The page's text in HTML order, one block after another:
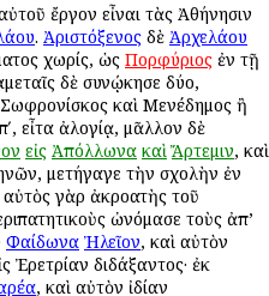
ἔργον εἶναι τὰς Ἀθήνησιν
. Ἀριστόξενος δὲ Ἀρχελάου
χωρίς, ὡς Πορφύριος ἐν τῇ
δὲ συνῴκησε δύο,
Σωφρονίσκος καὶ Μενέδημος ἢ
εἶτα ἀλογίᾳ, μᾶλλον δὲ
εἰς Ἀπόλλωνα καὶ Ἄρτεμιν, καὶ
μετήγαγε τὴν σχολὴν ἐν
αὐτὸς γὰρ ἀκροατὴς τοῦ
ὠνόμασε τοὺς ἀπ’
Φαίδωνα Ἠλεῖον, καὶ αὐτὸν
Ἐρετρίαν διδάξαντος· ἐκ
, καὶ αὐτὸν ἰδίαν